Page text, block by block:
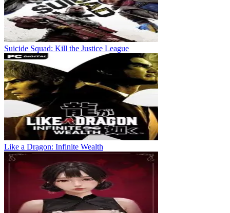
Suicide Squad: Kill the Justice League
Like a Dragon: Infinite Wealth